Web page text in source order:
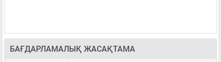
БАҒДАРЛАМАЛЫҚ ЖАСАҚТАМА